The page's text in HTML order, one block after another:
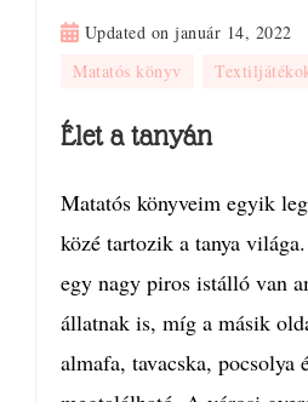
Updated onjanuár 14, 2022
Matatós könyv
Élet a tanyán
Matatós könyveim egyik
közé tartozik a tanya
egy nagy piros istálló van
állatnak is, míg a másik
almafa, tavacska, pocsolya